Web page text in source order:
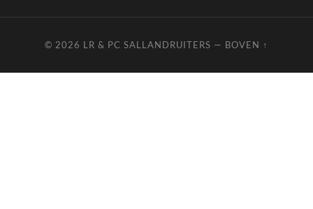
© 2026 LR & PC SALLANDRUITERS — BOVEN ↑